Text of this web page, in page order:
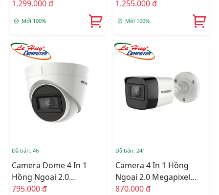
Megapixel HIKVISION
1.299.000 đ
Mới 100%
HIKVISION DS-
1.255.000 đ
Mới 100%
Đã bán: 46
Camera Dome 4 In 1
Hồng Ngoại 2.0
Megapixel HIKVISION
795.000 đ
Đã bán: 241
Camera 4 In 1 Hồng
Ngoại 2.0 Megapixel
HIKVISION DS-
870.000 đ